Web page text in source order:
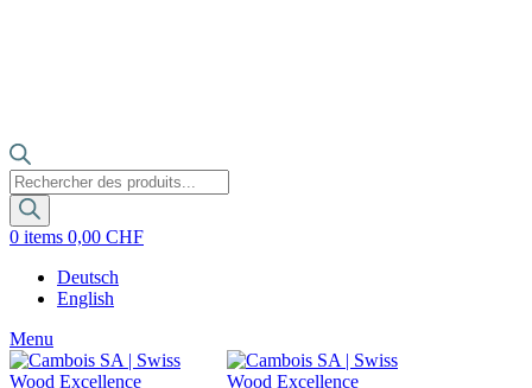
Recherche
de
produits
0 items 0,00 CHF
Deutsch
English
Menu